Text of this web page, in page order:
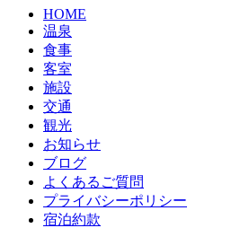
HOME
温泉
食事
客室
施設
交通
観光
お知らせ
ブログ
よくあるご質問
プライバシーポリシー
宿泊約款